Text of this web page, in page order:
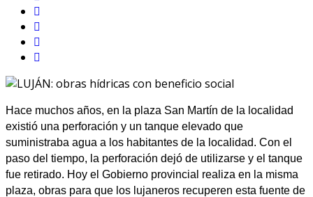
Hace muchos años, en la plaza San Martín de la localidad
existió una perforación y un tanque elevado que
suministraba agua a los habitantes de la localidad. Con el
paso del tiempo, la perforación dejó de utilizarse y el tanque
fue retirado. Hoy el Gobierno provincial realiza en la misma
plaza, obras para que los lujaneros recuperen esta fuente de